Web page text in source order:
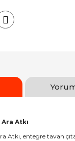
Atkı
Atkı, entegre tavan